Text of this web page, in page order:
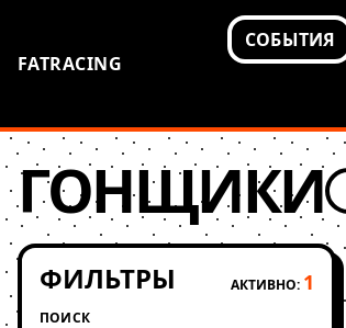
FATRACING
СОБЫТИЯ
ГОНЩИКИ
ФИЛЬТРЫ АКТИВНО: 1
ПОИСК